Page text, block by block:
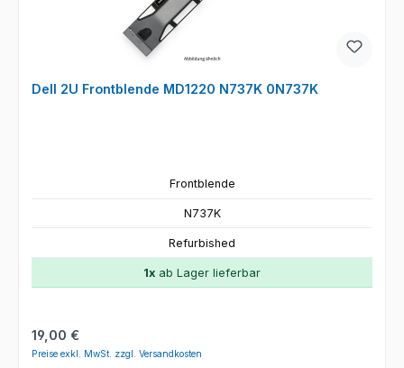
Dell 2U Frontblende MD1220 N737K 0N737K
Frontblende
N737K
Refurbished
1x ab Lager lieferbar
Regulärer Preis:
19,00 €
Preise exkl. MwSt. zzgl. Versandkosten